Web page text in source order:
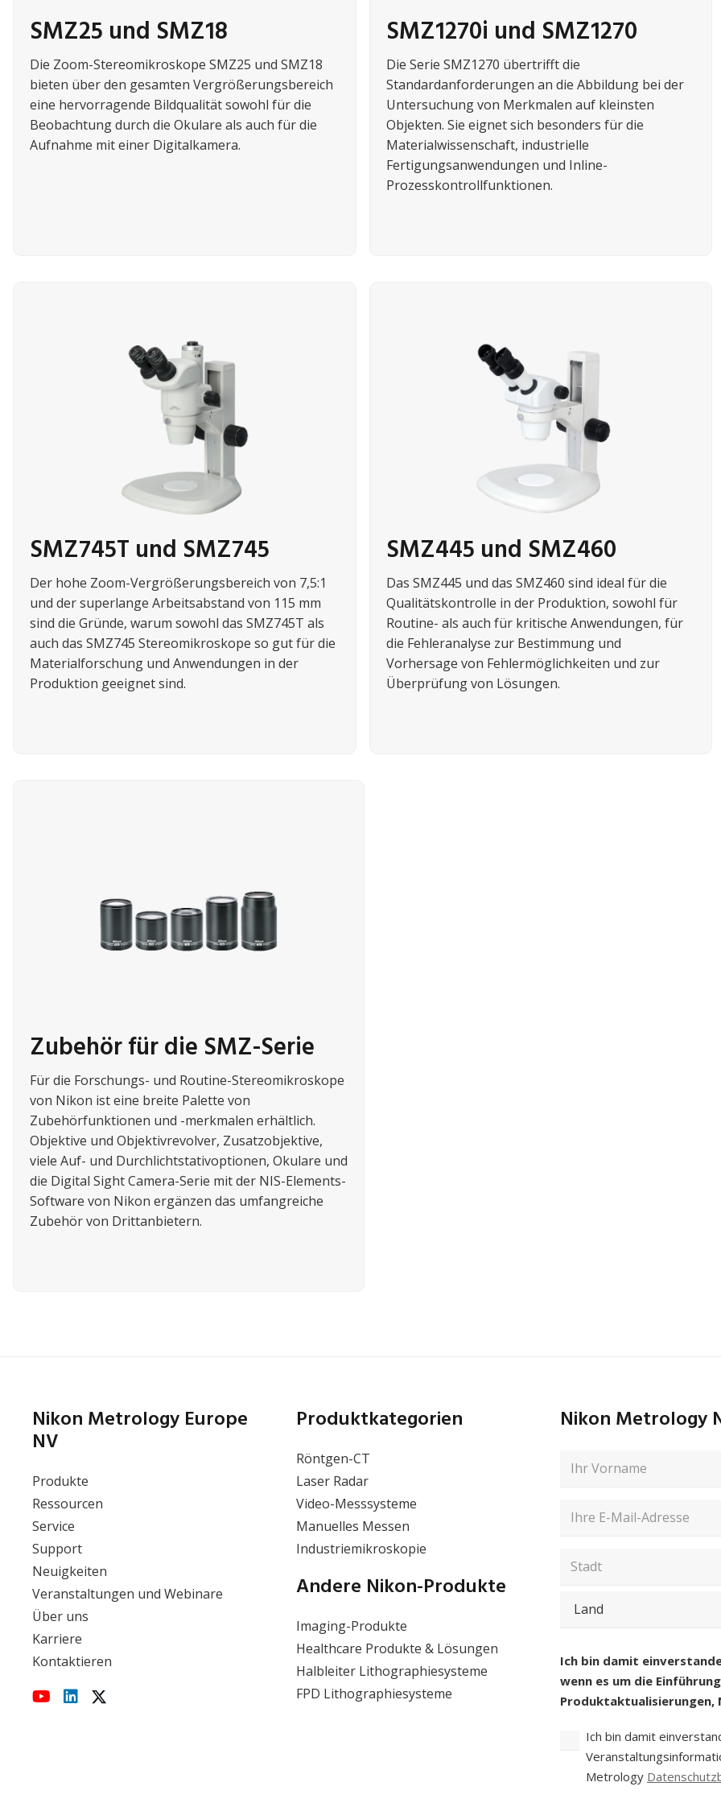
SMZ25 und SMZ18
Die Zoom-Stereomikroskope SMZ25 und SMZ18
bieten über den gesamten Vergrößerungsbereich
eine hervorragende Bildqualität sowohl für die
Beobachtung durch die Okulare als auch für die
Aufnahme mit einer Digitalkamera.
SMZ1270i und SMZ1270
Die Serie SMZ1270 übertrifft die
Standardanforderungen an die Abbildung bei der
Untersuchung von Merkmalen auf kleinsten
Objekten. Sie eignet sich besonders für die
Materialwissenschaft, industrielle
Fertigungsanwendungen und Inline-
Prozesskontrollfunktionen.
SMZ745T und SMZ745
Der hohe Zoom-Vergrößerungsbereich von 7,5:1
und der superlange Arbeitsabstand von 115 mm
sind die Gründe, warum sowohl das SMZ745T als
auch das SMZ745 Stereomikroskope so gut für die
Materialforschung und Anwendungen in der
Produktion geeignet sind.
SMZ445 und SMZ460
Das SMZ445 und das SMZ460 sind ideal für die
Qualitätskontrolle in der Produktion, sowohl für
Routine- als auch für kritische Anwendungen, für
die Fehleranalyse zur Bestimmung und
Vorhersage von Fehlermöglichkeiten und zur
Überprüfung von Lösungen.
Zubehör für die SMZ-Serie
Für die Forschungs- und Routine-Stereomikroskope
von Nikon ist eine breite Palette von
Zubehörfunktionen und -merkmalen erhältlich.
Objektive und Objektivrevolver, Zusatzobjektive,
viele Auf- und Durchlichtstativoptionen, Okulare und
die Digital Sight Camera-Serie mit der NIS-Elements-
Software von Nikon ergänzen das umfangreiche
Zubehör von Drittanbietern.
Nikon Metrology Europe
NV
Produkte
Ressourcen
Service
Support
Neuigkeiten
Veranstaltungen und Webinare
Über uns
Karriere
Kontaktieren
Produktkategorien
Röntgen-CT
Laser Radar
Video-Messsysteme
Manuelles Messen
Industriemikroskopie
Andere Nikon-Produkte
Imaging-Produkte
Healthcare Produkte & Lösungen
Halbleiter Lithographiesysteme
FPD Lithographiesysteme
Nikon Metrology
Vollständiger
Mail
PLZ
und
Ich bin damit
wenn es um die
Produktaktualisierungen,
Ich bin damit
Metrology